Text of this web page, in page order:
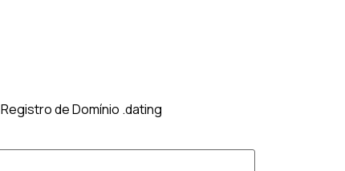
Registro de Domínio .dating